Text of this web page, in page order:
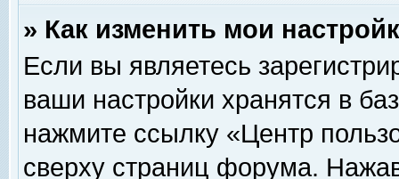
» Как изменить мои
Если вы являетесь
ваши настройки хранятся в
нажмите ссылку «Центр
сверху страниц форума.